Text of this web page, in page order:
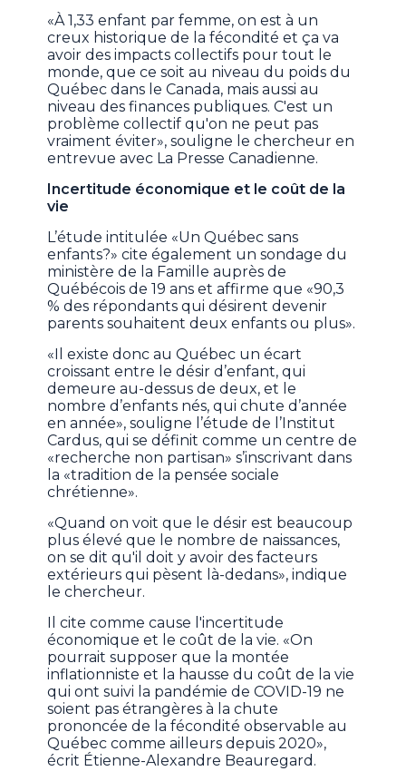
«À 1,33 enfant par femme, on est à un
creux historique de la fécondité et ça va
avoir des impacts collectifs pour tout le
monde, que ce soit au niveau du poids du
Québec dans le Canada, mais aussi au
niveau des finances publiques. C'est un
problème collectif qu'on ne peut pas
vraiment éviter», souligne le chercheur en
entrevue avec La Presse Canadienne.
Incertitude économique et le coût de la
vie
L’étude intitulée «Un Québec sans
enfants?» cite également un sondage du
ministère de la Famille auprès de
Québécois de 19 ans et affirme que «90,3
% des répondants qui désirent devenir
parents souhaitent deux enfants ou plus».
«Il existe donc au Québec un écart
croissant entre le désir d’enfant, qui
demeure au-dessus de deux, et le
nombre d’enfants nés, qui chute d’année
en année», souligne l’étude de l’Institut
Cardus, qui se définit comme un centre de
«recherche non partisan» s’inscrivant dans
la «tradition de la pensée sociale
chrétienne».
«Quand on voit que le désir est beaucoup
plus élevé que le nombre de naissances,
on se dit qu'il doit y avoir des facteurs
extérieurs qui pèsent là-dedans», indique
le chercheur.
Il cite comme cause l'incertitude
économique et le coût de la vie. «On
pourrait supposer que la montée
inflationniste et la hausse du coût de la vie
qui ont suivi la pandémie de COVID-19 ne
soient pas étrangères à la chute
prononcée de la fécondité observable au
Québec comme ailleurs depuis 2020»,
écrit Étienne-Alexandre Beauregard.